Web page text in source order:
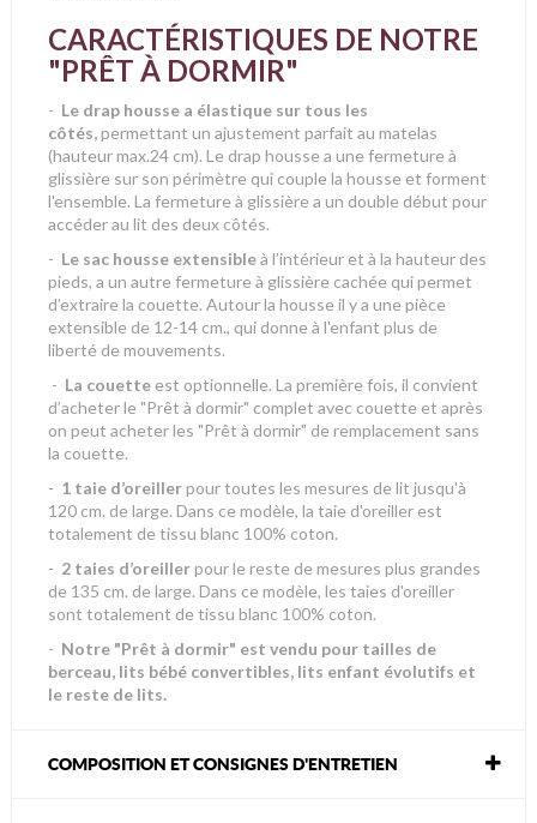
CARACTÉRISTIQUES DE NOTRE
"PRÊT À DORMIR"
- Le drap housse a élastique sur tous les
côtés,permettant un ajustement parfait au matelas
(hauteur max.24 cm). Le drap housse a une fermeture à
glissière sur son périmètre qui couple la housse et forment
l'ensemble. La fermeture à glissière a un double début pour
accéder au lit des deux côtés.
- Le sac housse extensibleà l’intérieur et à la hauteur des
pieds, a un autre fermeture à glissière cachée qui permet
d’extraire la couette. Autour la housse il y a une pièce
extensible de 12-14 cm., qui donne à l'enfant plus de
liberté de mouvements.
- La couette est optionnelle. La première fois, il convient
d’acheter le "Prêt à dormir" complet avec couette et après
on peut acheter les "Prêt à dormir" de remplacement sans
la couette.
- 1 taie d’oreillerpour toutes les mesures de lit jusqu'à
120 cm. de large. Dans ce modèle, la taie d'oreiller est
totalement de tissu blanc 100% coton.
- 2 taies d’oreillerpour le reste de mesures plus grandes
de 135 cm. de large. Dans ce modèle, les taies d'oreiller
sont totalement de tissu blanc 100% coton.
- Notre "Prêt à dormir" est vendu pour tailles de
berceau, lits bébé convertibles, lits enfant évolutifs et
le reste de lits.
COMPOSITION ET CONSIGNES D'ENTRETIEN